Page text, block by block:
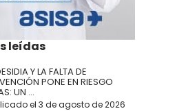
leídas
Y LA FALTA DE
PONE EN RIESGO
UN ...
el 3 de agosto de 2026